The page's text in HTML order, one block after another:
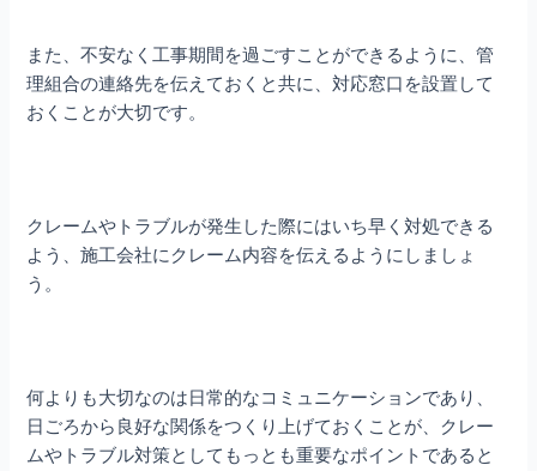
また、不安なく工事期間を過ごすことができるように、管
理組合の連絡先を伝えておくと共に、対応窓口を設置して
おくことが大切です。
クレームやトラブルが発生した際にはいち早く対処できる
よう、施工会社にクレーム内容を伝えるようにしましょ
う。
何よりも大切なのは日常的なコミュニケーションであり、
日ごろから良好な関係をつくり上げておくことが、クレー
ムやトラブル対策としてもっとも重要なポイントであると